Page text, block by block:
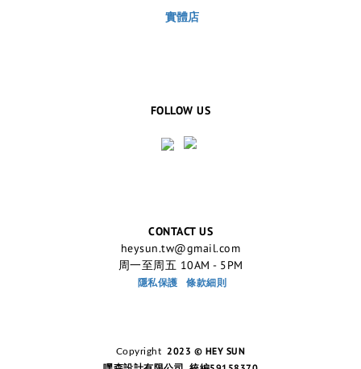
實體店
FOLLOW US
CONTACT US
heysun.tw@gmail.com
周一至周五 10AM - 5PM
隱私保護 條款細則
Copyright
2023 © HEY SUN